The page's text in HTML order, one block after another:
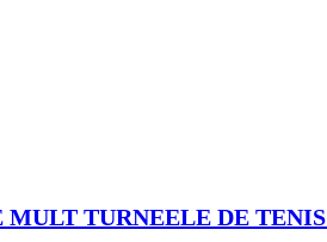
TURNEELE DE